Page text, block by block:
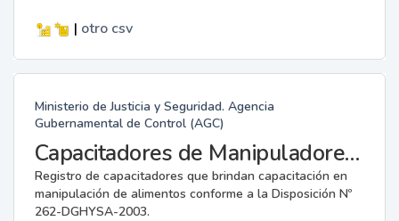
| otro csv
Ministerio de Justicia y Seguridad. Agencia
Gubernamental de Control (AGC)
Capacitadores de Manipuladores de Alimentos.
Registro de capacitadores que brindan capacitación en
manipulación de alimentos conforme a la Disposición Nº
262-DGHYSA-2003.